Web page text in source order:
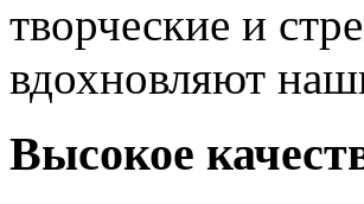
творческие и
вдохновляют
Высокое